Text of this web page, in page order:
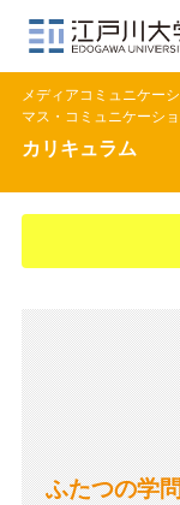
メディアコミュニケー
マス・コミュニケーシ
カリキュラム
ふたつの学